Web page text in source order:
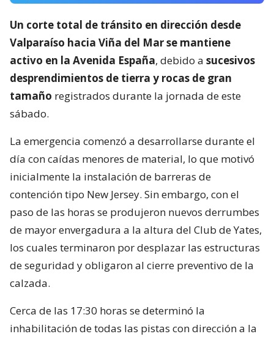
Un corte total de tránsito en dirección desde
Valparaíso hacia Viña del Mar se mantiene
activo en la Avenida España, debido a sucesivos
desprendimientos de tierra y rocas de gran
tamaño registrados durante la jornada de este
sábado.
La emergencia comenzó a desarrollarse durante el
día con caídas menores de material, lo que motivó
inicialmente la instalación de barreras de
contención tipo New Jersey. Sin embargo, con el
paso de las horas se produjeron nuevos derrumbes
de mayor envergadura a la altura del Club de Yates,
los cuales terminaron por desplazar las estructuras
de seguridad y obligaron al cierre preventivo de la
calzada.
Cerca de las 17:30 horas se determinó la
inhabilitación de todas las pistas con dirección a la